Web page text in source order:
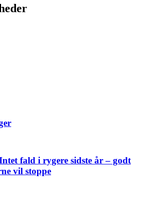
fald i rygere sidste år – godt
vil stoppe